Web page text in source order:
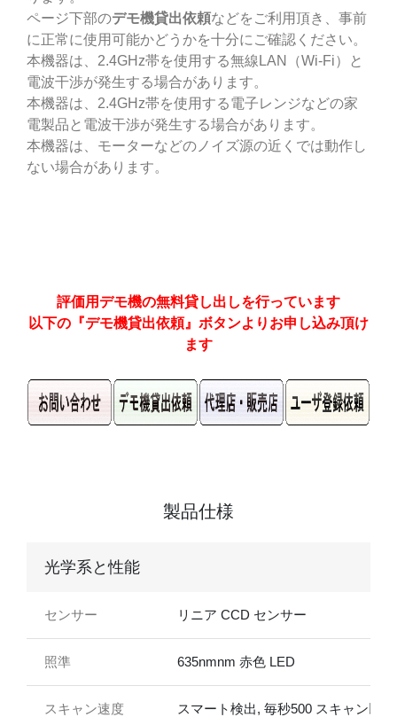
ページ下部のデモ機貸出依頼などをご利用頂き、事前
に正常に使用可能かどうかを十分にご確認ください。
本機器は、2.4GHz帯を使用する無線LAN（Wi-Fi）と
電波干渉が発生する場合があります。
本機器は、2.4GHz帯を使用する電子レンジなどの家
電製品と電波干渉が発生する場合があります。
本機器は、モーターなどのノイズ源の近くでは動作し
ない場合があります。
評価用デモ機の無料貸し出しを行っています
以下の『デモ機貸出依頼』ボタンよりお申し込み頂け
ます
製品仕様
光学系と性能
センサー リニア CCD センサー
照準 635nmnm 赤色 LED
スキャン速度 スマート検出, 毎秒500 スキャン以内